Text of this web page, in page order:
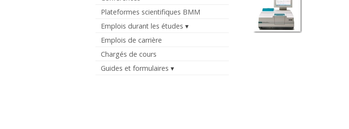
Plateformes scientifiques BMM
Emplois durant les études
Emplois de carrière
Chargés de cours
Guides et formulaires